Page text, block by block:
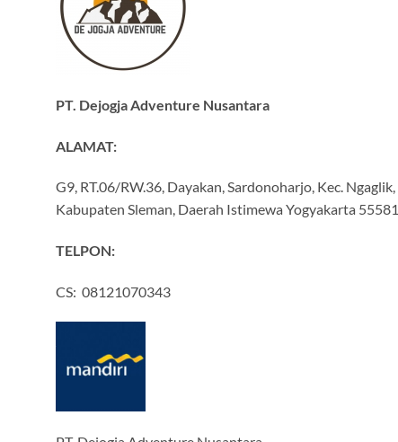
PT. Dejogja Adventure Nusantara
ALAMAT:
G9, RT.06/RW.36, Dayakan, Sardonoharjo, Kec. Ngaglik,
Kabupaten Sleman, Daerah Istimewa Yogyakarta 55581
TELPON:
CS: 08121070343